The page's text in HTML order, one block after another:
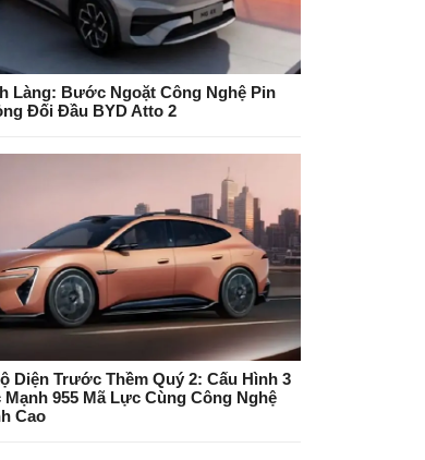
Làng: Bước Ngoặt Công Nghệ Pin
Đối Đầu BYD Atto 2
Diện Trước Thềm Quý 2: Cấu Hình 3
955 Mã Lực Cùng Công Nghệ
Cao